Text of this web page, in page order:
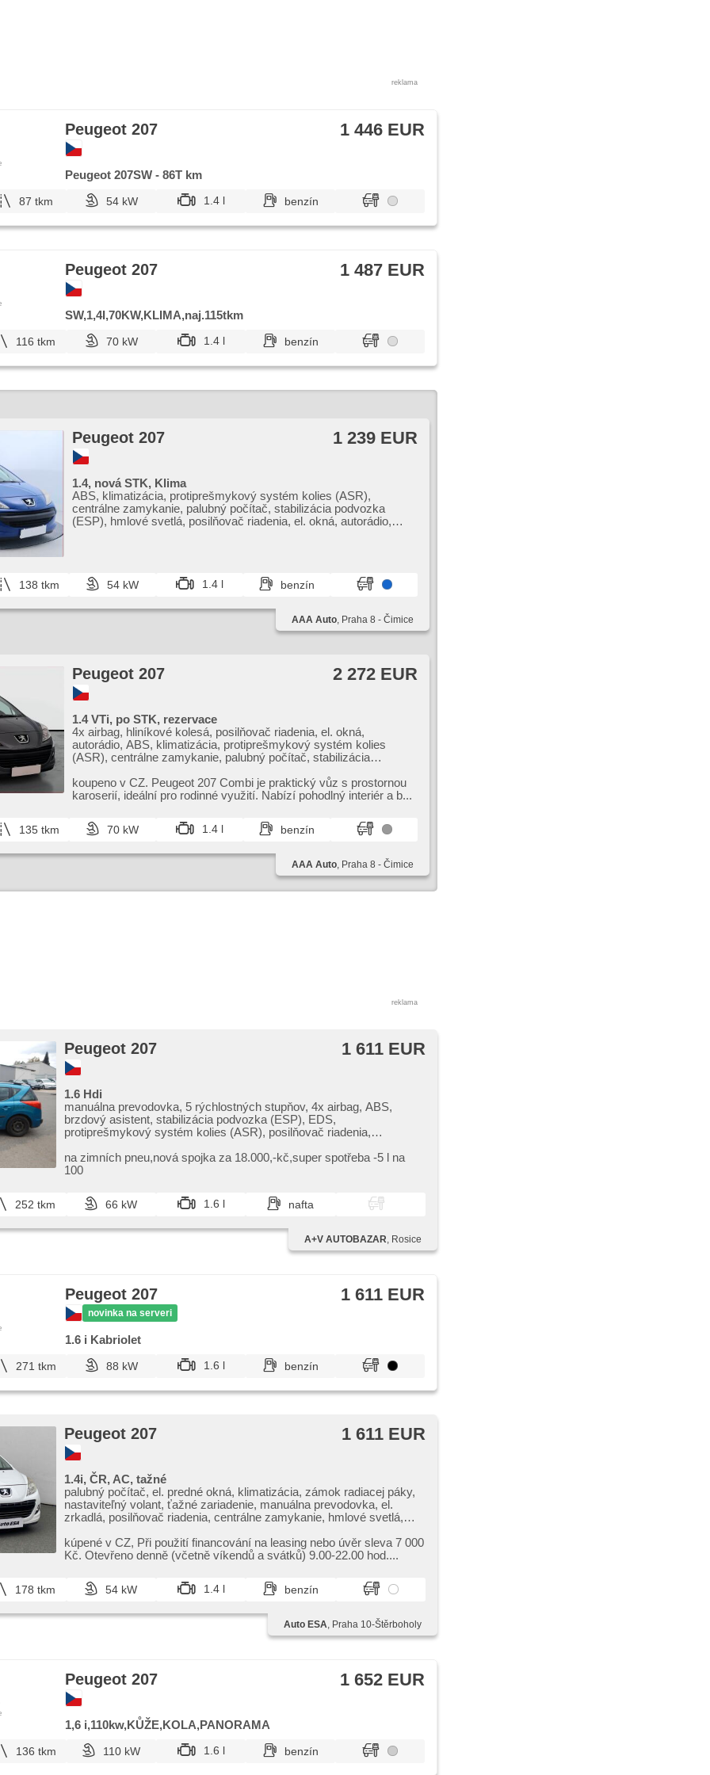
reklama
Peugeot 207 1 446 EUR
Peugeot 207SW - 86T km
87 tkm 54 kW 1.4 l benzín
Peugeot 207 1 487 EUR
SW,1,4I,70KW,KLIMA,naj.115tkm
116 tkm 70 kW 1.4 l benzín
Peugeot 207 1 239 EUR
1.4, nová STK, Klima
ABS, klimatizácia, protiprešmykový systém kolies (ASR),
centrálne zamykanie, palubný počítač, stabilizácia podvozka
(ESP), hmlové svetlá, posilňovač riadenia, el. okná, autorádio,
138 tkm 54 kW 1.4 l benzín
AAA Auto, Praha 8 - Čimice
Peugeot 207 2 272 EUR
1.4 VTi, po STK, rezervace
4x airbag, hliníkové kolesá, posilňovač riadenia, el. okná,
autorádio, ABS, klimatizácia, protiprešmykový systém kolies
(ASR), centrálne zamykanie, palubný počítač, stabilizácia
koupeno v CZ. Peugeot 207 Combi je praktický vůz s prostornou
karoserií,​ ideální pro rodinné využití. Nabízí pohodlný interiér a b...
135 tkm 70 kW 1.4 l benzín
AAA Auto, Praha 8 - Čimice
reklama
Peugeot 207 1 611 EUR
1.6 Hdi
manuálna prevodovka, 5 rýchlostných stupňov, 4x airbag, ABS,
brzdový asistent, stabilizácia podvozka (ESP), EDS,
protiprešmykový systém kolies (ASR), posilňovač riadenia,
svietenie, spĺňa 'EURO IV', satelitná navigácia, senzor svetiel, senzor
stieračov, el. okná, el. predné okná, plnohodnotné rezervné koleso,
automaticky zatmavovací zrkadlá, centrál diaľkový, centrálne
zamykanie, senzor tlaku v pneumatikách, senzor opotrebenia
zadné sedadlá, zadný stierač, tónované sklá, zatmavené zadné sklá,
roletky na zadných oknách, predný pohon, pohon 4 x 2
na zimních pneu,​nová spojka za 18.000,​​-kč,​super spotřeba ​-5 l na
100
252 tkm 66 kW 1.6 l nafta
A+V AUTOBAZAR, Rosice
Peugeot 207
novinka na serveri
1 611 EUR
1.6 i Kabriolet
271 tkm 88 kW 1.6 l benzín
Peugeot 207 1 611 EUR
1.4i, ČR, AC, tažné
palubný počítač, el. predné okná, klimatizácia, zámok radiacej páky,
nastaviteľný volant, ťažné zariadenie, manuálna prevodovka, el.
zrkadlá, posilňovač riadenia, centrálne zamykanie, hmlové svetlá,
kúpené v CZ,​ Při použití financování na leasing nebo úvěr sleva 7 000
Kč. Otevřeno denně (včetně víkendů a svátků) 9.00​-22.00 hod....
178 tkm 54 kW 1.4 l benzín
Auto ESA, Praha 10-Štěrboholy
Peugeot 207 1 652 EUR
1,6 i,110kw,KŮŽE,KOLA,PANORAMA
136 tkm 110 kW 1.6 l benzín